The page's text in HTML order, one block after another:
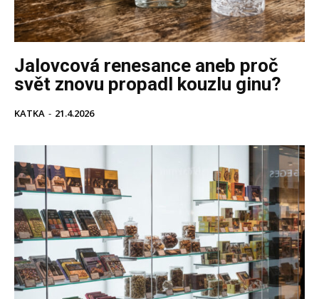
Jalovcová renesance aneb proč
svět znovu propadl kouzlu ginu?
KATKA - 21.4.2026